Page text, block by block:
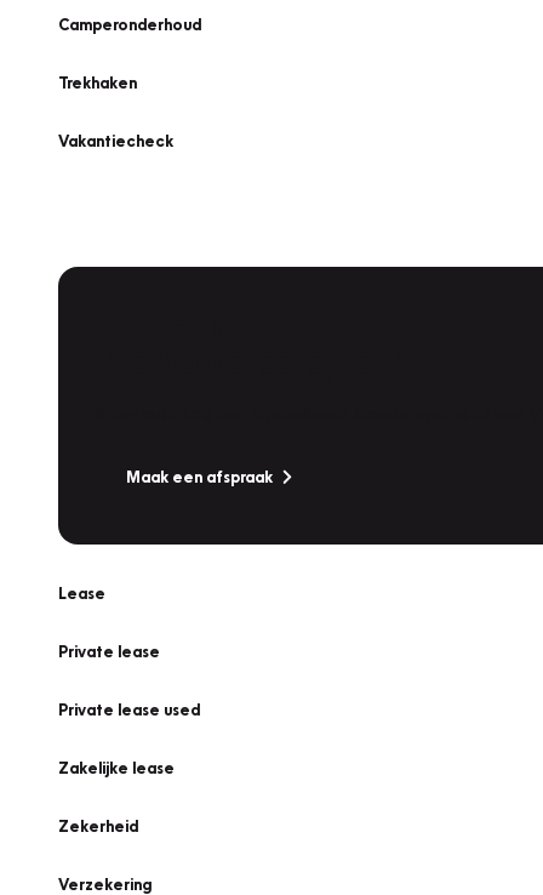
Camperonderhoud
Trekhaken
Vakantiecheck
Maak een afspraak
Lease
Private lease
Private lease used
Zakelijke lease
Zekerheid
Verzekering